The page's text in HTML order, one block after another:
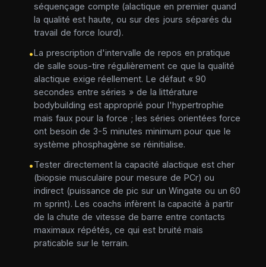
séquençage compte (alactique en premier quand
la qualité est haute, ou sur des jours séparés du
travail de force lourd).
•La prescription d'intervalle de repos en pratique
de salle sous-tire régulièrement ce que la qualité
alactique exige réellement. Le défaut « 90
secondes entre séries » de la littérature
bodybuilding est approprié pour l'hypertrophie
mais faux pour la force ; les séries orientées force
ont besoin de 3-5 minutes minimum pour que le
système phosphagène se réinitialise.
•Tester directement la capacité alactique est cher
(biopsie musculaire pour mesure de PCr) ou
indirect (puissance de pic sur un Wingate ou un 60
m sprint). Les coachs infèrent la capacité à partir
de la chute de vitesse de barre entre contacts
maximaux répétés, ce qui est bruité mais
praticable sur le terrain.